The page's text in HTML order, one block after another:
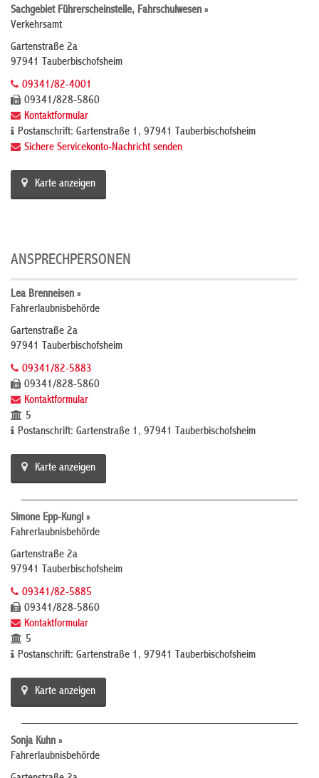
Sachgebiet Führerscheinstelle, Fahrschulwesen »
Verkehrsamt
Gartenstraße 2a
97941 Tauberbischofsheim
09341/82-4001
09341/828-5860
Kontaktformular
Postanschrift: Gartenstraße 1, 97941 Tauberbischofsheim
Sichere Servicekonto-Nachricht senden
Karte anzeigen
ANSPRECHPERSONEN
Lea Brenneisen »
Fahrerlaubnisbehörde
Gartenstraße 2a
97941 Tauberbischofsheim
09341/82-5883
09341/828-5860
Kontaktformular
5
Postanschrift: Gartenstraße 1, 97941 Tauberbischofsheim
Karte anzeigen
Simone Epp-Kungl »
Fahrerlaubnisbehörde
Gartenstraße 2a
97941 Tauberbischofsheim
09341/82-5885
09341/828-5860
Kontaktformular
5
Postanschrift: Gartenstraße 1, 97941 Tauberbischofsheim
Karte anzeigen
Sonja Kuhn »
Fahrerlaubnisbehörde